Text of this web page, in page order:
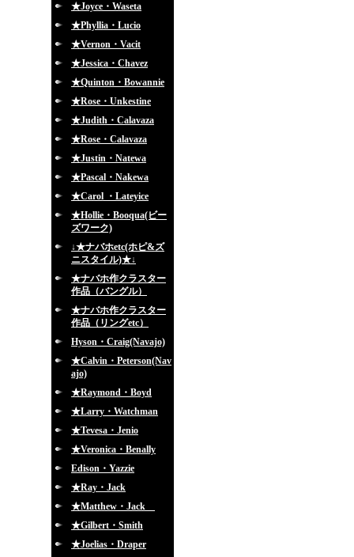
★Joyce・Waseta
★Phyllia・Lucio
★Vernon・Vacit
★Jessica・Chavez
★Quinton・Bowannie
★Rose・Unkestine
★Judith・Calavaza
★Rose・Calavaza
★Justin・Natewa
★Pascal・Nakewa
★Carol ・Lateyice
★Hollie・Booqua(ビー
ズワーク)
↓★ナバホetc(ホピ&ズ
ニスタイル)★↓
★ナバホ作クラスター
作品（バングル）
★ナバホ作クラスター
作品（リングetc）
Hyson・Craig(Navajo)
★Calvin・Peterson(Nav
ajo)
★Raymond・Boyd
★Larry・Watchman
★Tevesa・Jenio
★Veronica・Benally
Edison・Yazzie
★Ray・Jack
★Matthew・Jack
★Gilbert・Smith
★Joelias・Draper